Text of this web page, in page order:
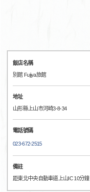
飯店名稱
別館 Fujiya旅館
地址
山形縣上山市河崎3-8-34
電話號碼
023-672-2515
備註
距東北中央自動車道上山IC 10分鐘